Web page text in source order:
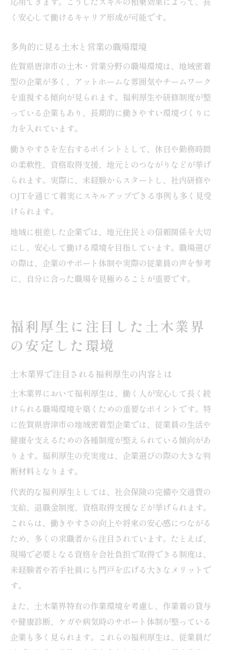
く安心して働けるキャリア形成が可能です。
多角的に見る土木と営業の職場環境
佐賀県唐津市の土木・営業分野の職場環境は、地域密着
型の企業が多く、アットホームな雰囲気やチームワーク
を重視する傾向が見られます。福利厚生や研修制度が整
っている企業もあり、長期的に働きやすい環境づくりに
力を入れています。
働きやすさを左右するポイントとして、休日や勤務時間
の柔軟性、資格取得支援、地元とのつながりなどが挙げ
られます。実際に、未経験からスタートし、社内研修や
OJTを通じて着実にスキルアップできる事例も多く見受
けられます。
地域に根差した企業では、地元住民との信頼関係を大切
にし、安心して働ける環境を目指しています。職場選び
の際は、企業のサポート体制や実際の従業員の声を参考
に、自分に合った職場を見極めることが重要です。
福利厚生に注目した土木業界
の安定した環境
土木業界で注目される福利厚生の内容とは
土木業界において福利厚生は、働く人が安心して長く続
けられる職場環境を築くための重要なポイントです。特
に佐賀県唐津市の地域密着型企業では、従業員の生活や
健康を支えるための各種制度が整えられている傾向があ
ります。福利厚生の充実度は、企業選びの際の大きな判
断材料となります。
代表的な福利厚生としては、社会保険の完備や交通費の
支給、退職金制度、資格取得支援などが挙げられます。
これらは、働きやすさの向上や将来の安心感につながる
ため、多くの求職者から注目されています。たとえば、
現場で必要となる資格を会社負担で取得できる制度は、
未経験者や若手社員にも門戸を広げる大きなメリットで
す。
また、土木業界特有の作業環境を考慮し、作業着の貸与
や健康診断、ケガや病気時のサポート体制が整っている
企業も多く見られます。これらの福利厚生は、従業員だ